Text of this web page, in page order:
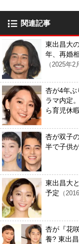
関連記事
東出昌大
年、再婚
（2025年2
杏が4年ぶ
ラマ内定
ら育児休
杏が双子
半で子供
東出昌大
予定 （
杏が『花
養? 東出